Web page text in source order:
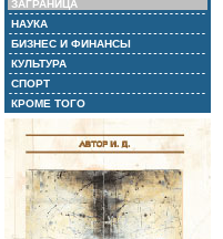
ЗАГРАНИЦА
НАУКА
БИЗНЕС И ФИНАНСЫ
КУЛЬТУРА
СПОРТ
КРОМЕ ТОГО